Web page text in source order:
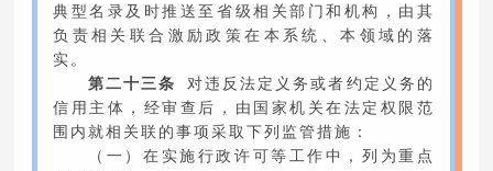
典型名录及时推送至省级相关部门和机构，由其
负责相关联合激励政策在本系统、本领域的落
实。
第二十三条
对违反法定义务或者约定义务的
信用主体，经审查后，由国家机关在法定权限范
围内就相关联的事项采取下列监管措施：
（一）在实施行政许可等工作中，列为重点